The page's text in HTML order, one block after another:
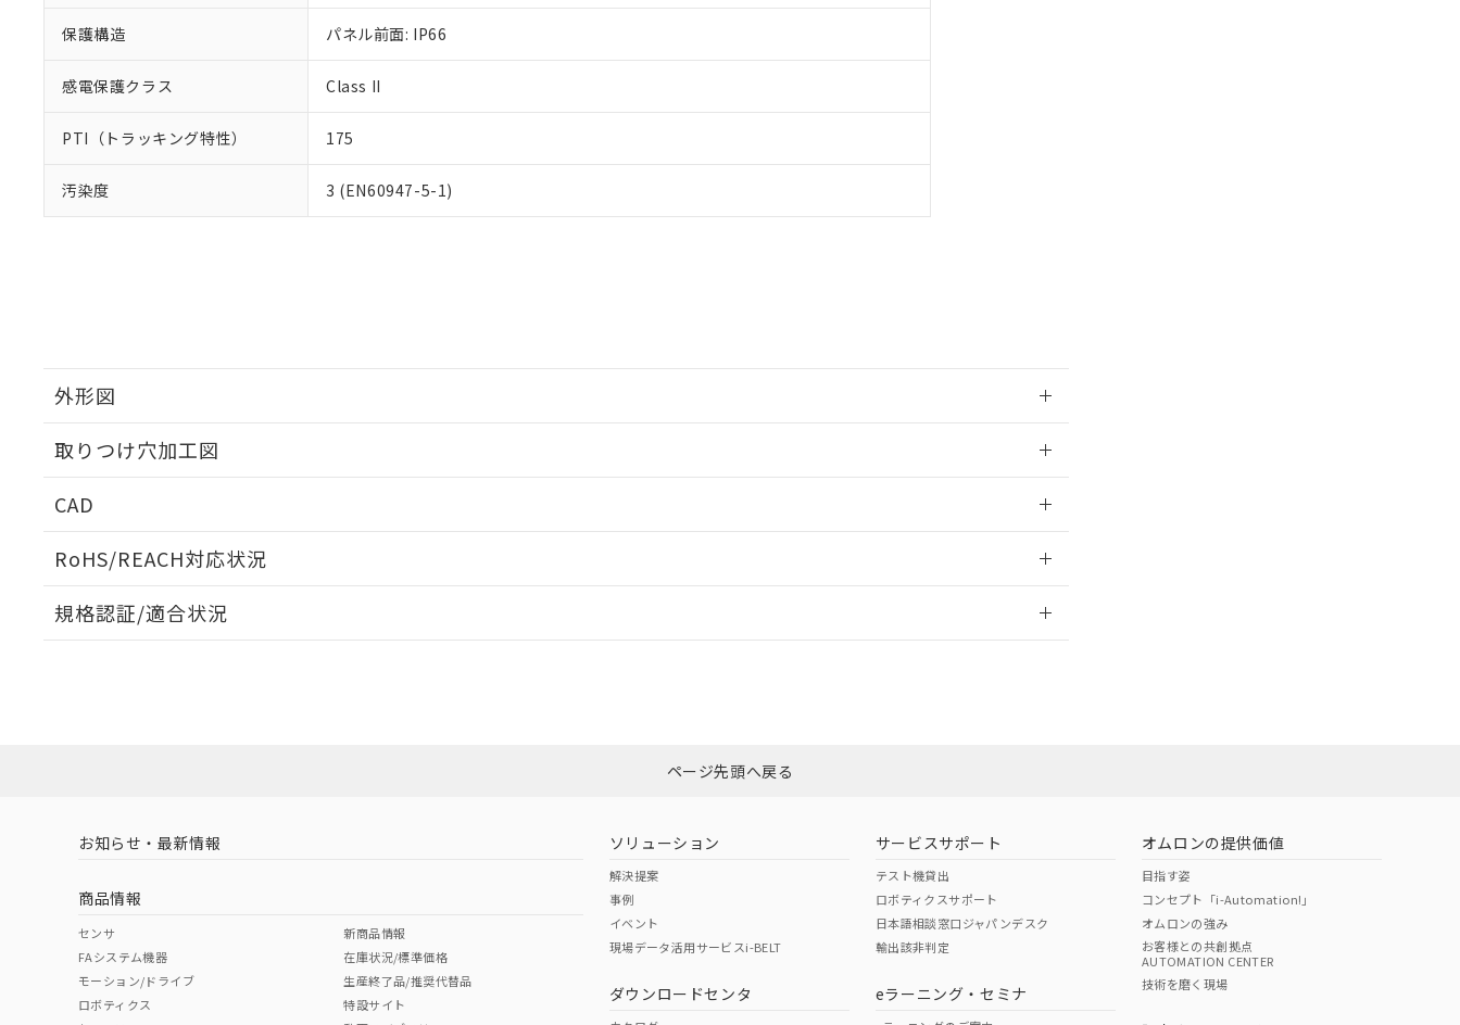
保護構造 パネル前面: IP66
感電保護クラス Class II
PTI（トラッキング特性） 175
汚染度 3 (EN60947-5-1)
外形図
取りつけ穴加工図
CAD
RoHS/REACH対応状況
EU RoHS 注意事項・凡例
ダウンロードはこちら
中国 RoHS 注意事項・凡例
中国 RoHS表
Pb Hg Cr(VI)
規格認証/適合状況
ページ先頭へ戻る
お知らせ・最新情報
商品情報
センサ
FAシステム機器
モーション/ドライブ
ロボティクス
新商品情報
在庫状況/標準価格
生産終了品/推奨代替品
特設サイト
ソリューション
解決提案
事例
イベント
現場データ活用サービスi-BELT
ダウンロードセンタ
サービスサポート
テスト機貸出
ロボティクスサポート
日本語相談窓口ジャパンデスク
輸出該非判定
eラーニング・セミナ
オムロンの提供価値
目指す姿
コンセプト「i-Automation!」
オムロンの強み
お客様との共創拠点
AUTOMATION CENTER
技術を磨く現場